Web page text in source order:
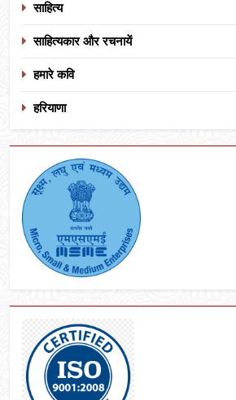
साहित्य
साहित्यकार और रचनायें
हमारे कवि
हरियाणा